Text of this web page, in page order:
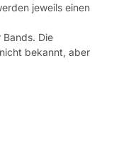
jeweils einen
Die
bekannt, aber